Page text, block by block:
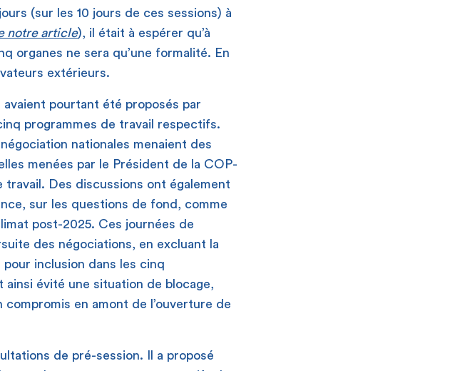
(sur les 10 jours de ces sessions) à
notre article), il était à espérer qu’à
organes ne sera qu’une formalité. En
extérieurs.
pourtant été proposés par
programmes de travail respectifs.
nationales menaient des
menées par le Président de la COP-
Des discussions ont également
sur les questions de fond, comme
post-2025. Ces journées de
des négociations, en excluant la
inclusion dans les cinq
évité une situation de blocage,
en amont de l’ouverture de
de pré-session. Il a proposé